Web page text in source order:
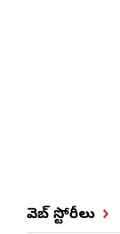
వెబ్ స్టోరీలు